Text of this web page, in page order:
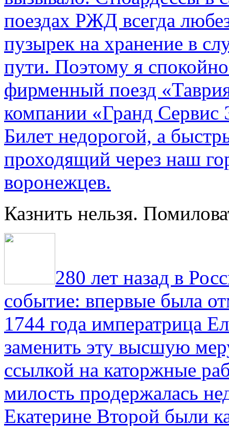
поездах РЖД всегда
пузырек на хранение в
пути. По­этому я
фирменный поезд
компании «Гранд Сервис
Билет недорогой, а
проходящий через наш
воронежцев.
Казнить нельзя.
280 лет назад в
событие: впервые была
1744 года императрица
заменить эту высшую
ссылкой на каторжные
милость продержалась
Екатерине Второй были